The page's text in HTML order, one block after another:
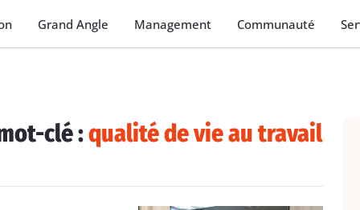
Grand Angle Management Communauté
clé :qualité de vie au travail